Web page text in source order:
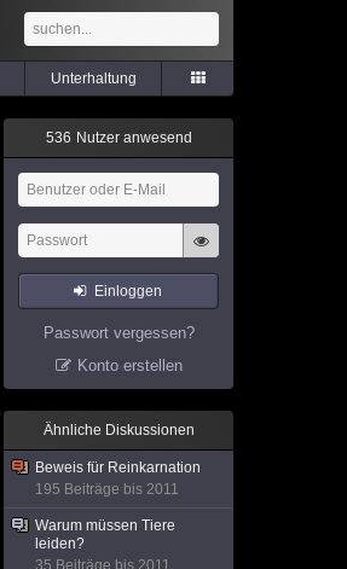
Unterhaltung
536 Nutzer anwesend
Einloggen
Passwort vergessen?
Konto erstellen
Ähnliche Diskussionen
Beweis für Reinkarnation
195 Beiträge bis 2011
Warum müssen Tiere
leiden?
35 Beiträge bis 2011